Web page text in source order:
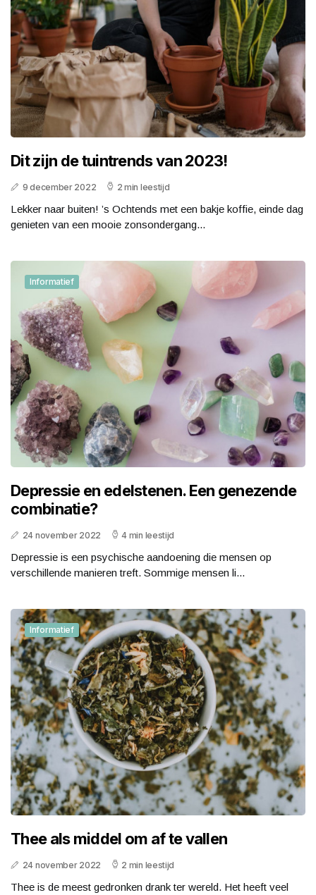
Dit zijn de tuintrends van 2023!
9 december 2022 2 min leestijd
Lekker naar buiten! ’s Ochtends met een bakje koffie, einde dag
genieten van een mooie zonsondergang...
Informatief
Depressie en edelstenen. Een genezende
combinatie?
24 november 2022 4 min leestijd
Depressie is een psychische aandoening die mensen op
verschillende manieren treft. Sommige mensen li...
Informatief
Thee als middel om af te vallen
24 november 2022 2 min leestijd
Thee is de meest gedronken drank ter wereld. Het heeft veel